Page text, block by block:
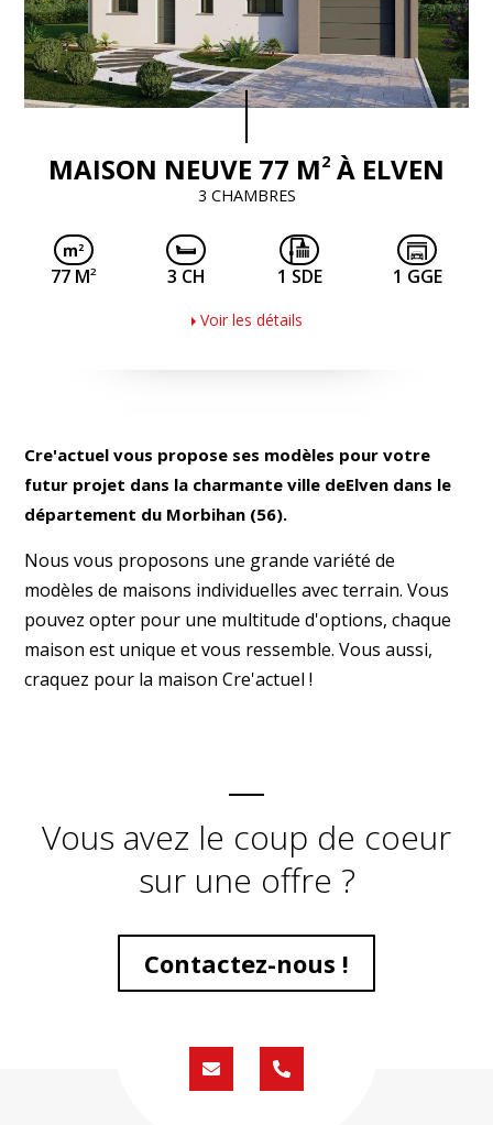
MAISON NEUVE 77 M2 À ELVEN
3 CHAMBRES
77 M2 3 CH 1 SDE 1 GGE
Voir les détails
Cre'actuel vous propose ses modèles pour votre
futur projet dans la charmante ville deElven dans le
département du Morbihan (56).
Nous vous proposons une grande variété de
modèles de maisons individuelles avec terrain. Vous
pouvez opter pour une multitude d'options, chaque
maison est unique et vous ressemble. Vous aussi,
craquez pour la maison Cre'actuel !
Vous avez le coup de coeur
sur une offre ?
Contactez-nous !
Formulaire
de
02
59